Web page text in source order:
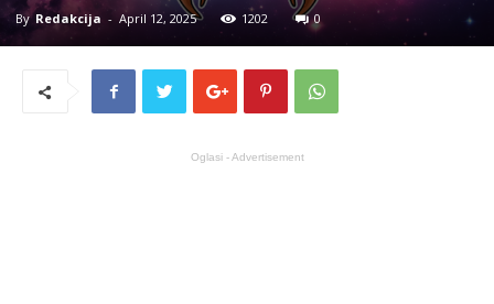
By Redakcija - April 12, 2025 1202 0
Oglasi - Advertisement